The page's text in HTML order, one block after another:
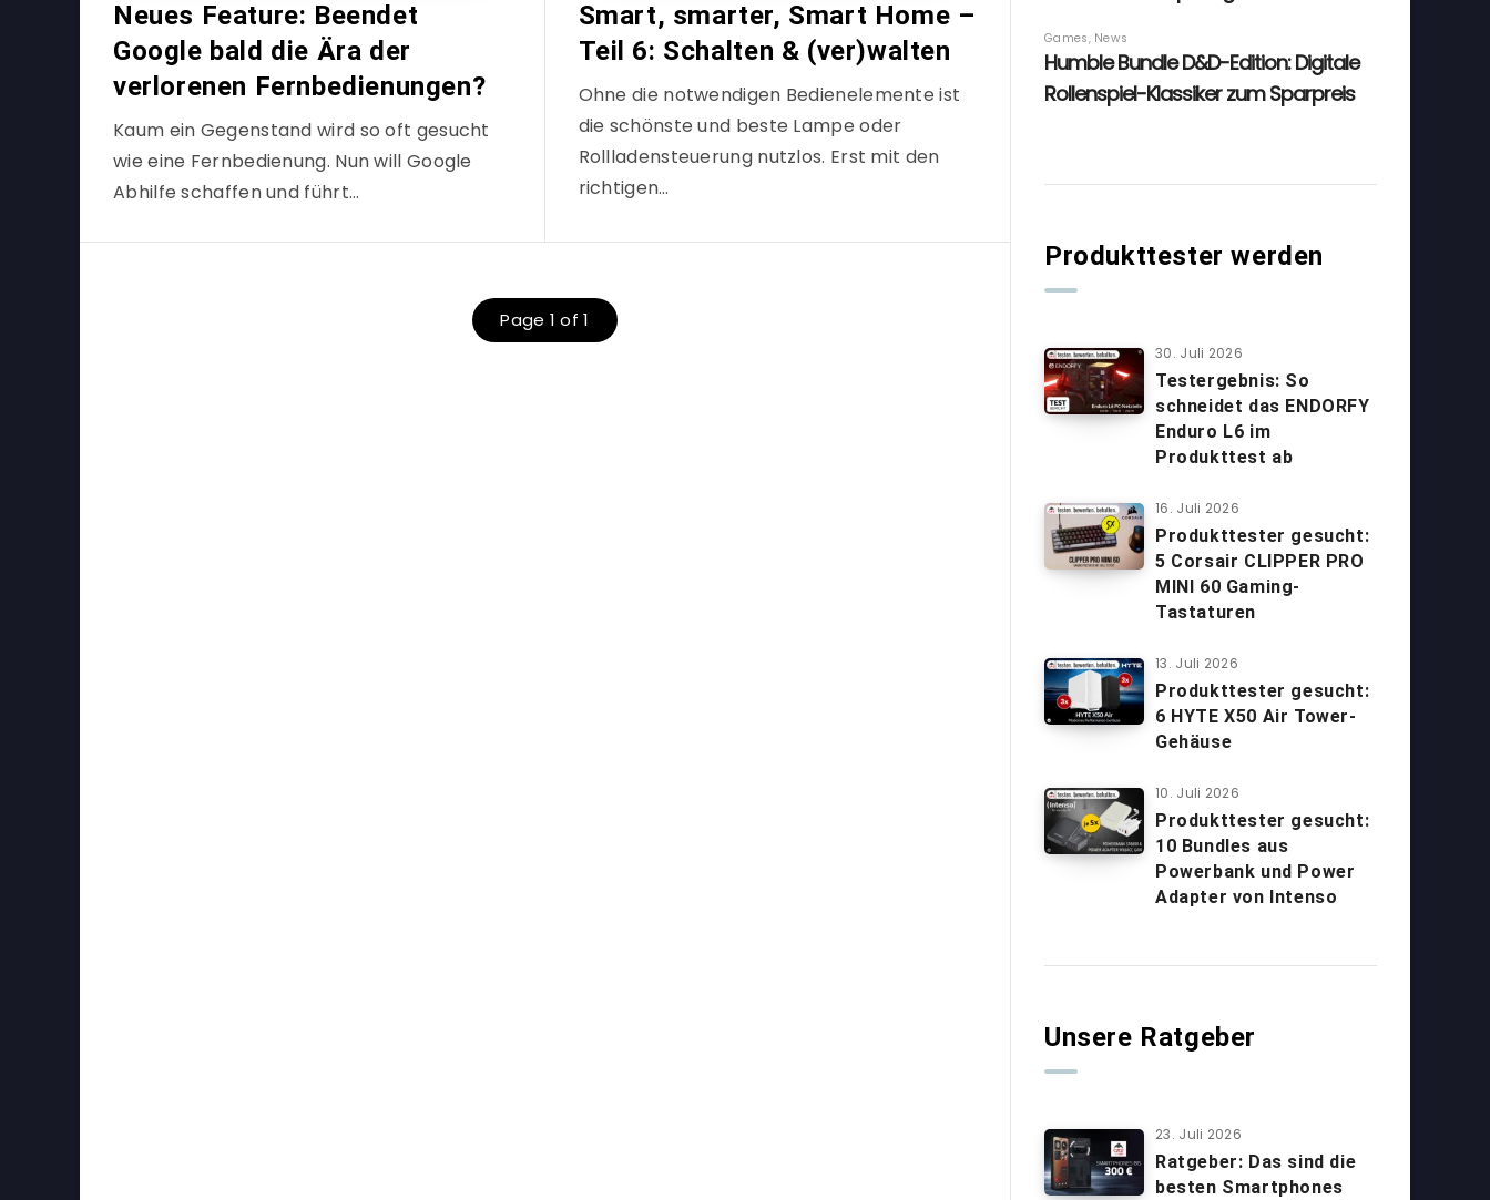
Neues Feature: Beendet
Google bald die Ära der
verlorenen Fernbedienungen?
Kaum ein Gegenstand wird so oft gesucht
wie eine Fernbedienung. Nun will Google
Abhilfe schaffen und führt…
Smart, smarter, Smart Home –
Teil 6: Schalten & (ver)walten
Ohne die notwendigen Bedienelemente ist
die schönste und beste Lampe oder
Rollladensteuerung nutzlos. Erst mit den
richtigen…
Page 1 of 1
Produkttester werden
30. Juli 2026
Testergebnis: So
schneidet das ENDORFY
Enduro L6 im
Produkttest ab
16. Juli 2026
Produkttester gesucht:
5 Corsair CLIPPER PRO
MINI 60 Gaming-
Tastaturen
13. Juli 2026
Produkttester gesucht:
6 HYTE X50 Air Tower-
Gehäuse
10. Juli 2026
Produkttester gesucht:
10 Bundles aus
Powerbank und Power
Adapter von Intenso
Unsere Ratgeber
23. Juli 2026
Ratgeber: Das sind die
besten Smartphones